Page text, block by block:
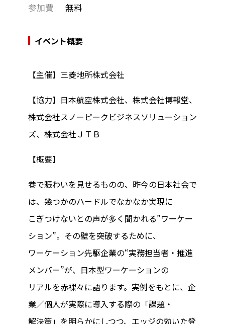
参加費 無料
イベント概要
【主催】三菱地所株式会社
【協力】⽇本航空株式会社、株式会社博報堂、
株式会社スノーピークビジネスソリューション
ズ、株式会社ＪＴＢ
【概要】
巷で賑わいを⾒せるものの、昨今の⽇本社会で
は、幾つかのハードルでなかなか実現に
こぎつけないとの声が多く聞かれる”ワーケー
ション”。その壁を突破するために、
ワーケーション先駆企業の“実務担当者・推進
メンバー”が、⽇本型ワーケーションの
リアルを⾚裸々に語ります。実例をもとに、企
業／個⼈が実際に導⼊する際の「課題・
解決策」を明らかにしつつ、エッジの効いた登